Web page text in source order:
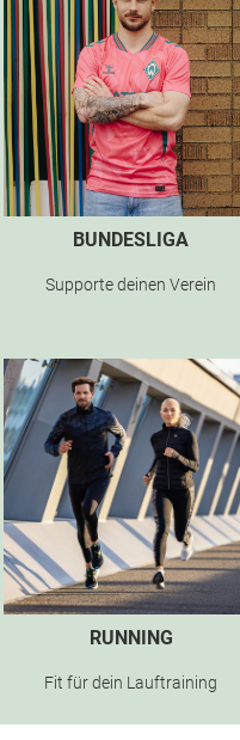
BUNDESLIGA
Supporte deinen Verein
RUNNING
Fit für dein Lauftraining